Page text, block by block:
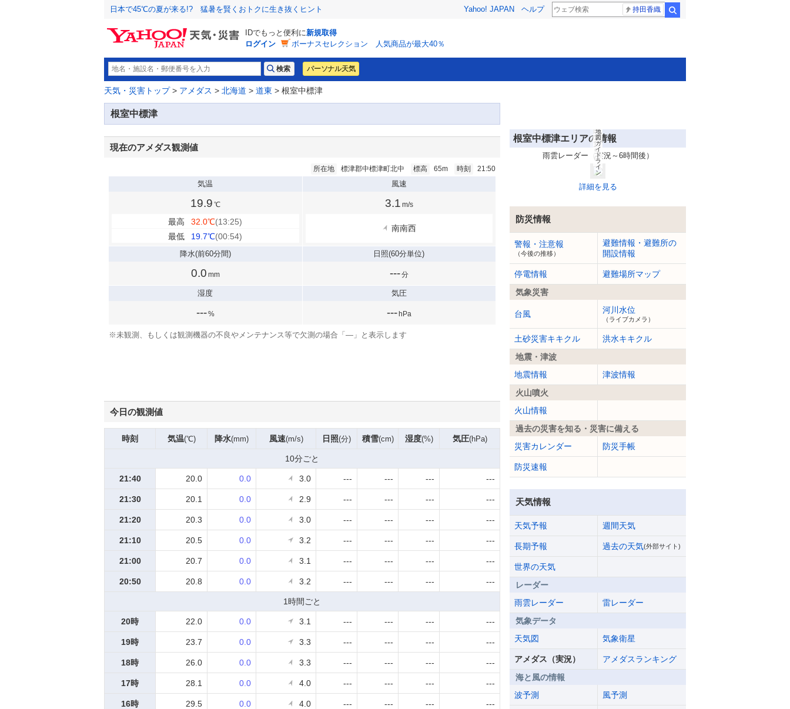
日本で45℃の夏が来る!? 猛暑を賢くおトクに生き抜くヒント Yahoo! JAPAN ヘルプ 持田香織
IDでもっと便利に新規取得
ログイン
ボーナスセレクション 人気商品が最大40％
パーソナル天気
天気・災害トップ> アメダス > 北海道 > 道東 > 根室中標津
根室中標津
現在のアメダス観測値
所在地 標津郡中標津町北中 標高 65m 時刻 21:50
気温
19.9 ℃
最高 32.0℃(13:25)
最低
19.7℃(00:54)
風速
3.1 m/s
南南西
降水(前60分間)
0.0 mm
日照(60分単位)
---分
湿度
---%
気圧
---hPa
※ 未観測、もしくは観測機器の不良やメンテナンス等で欠測の場合「—」と表示します
今日の観測値
時刻 気温(℃) 降水(mm) 風速(m/s) 日照(分) 積雪(cm) 湿度(%) 気圧(hPa)
10分ごと
21:40 20.0 0.0 3.0 --- --- --- ---
21:30 20.1 0.0 2.9 --- --- --- ---
21:20 20.3 0.0 3.0 --- --- --- ---
21:10 20.5 0.0 3.2 --- --- --- ---
21:00 20.7 0.0 3.1 --- --- --- ---
20:50 20.8 0.0 3.2 --- --- --- ---
1時間ごと
20時 22.0 0.0 3.1 --- --- --- ---
19時 23.7 0.0 3.3 --- --- --- ---
18時 26.0 0.0 3.3 --- --- --- ---
17時 28.1 0.0 4.0 --- --- --- ---
16時 29.5 0.0 4.0 --- --- --- ---
根室中標津エリアの情報
雨雲レーダー（実況～6時間後）
日
2
1:
5
0
(C
地
図
ガ
イ
ド
ラ
イ
ン
詳細を見る
防災情報
警報・注意報
（今後の推移）
避難情報・避難所の
開設情報
停電情報
避難場所マップ
気象災害
台風 河川水位
（ライブカメラ）
土砂災害キキクル
洪水キキクル
地震・津波
地震情報
津波情報
火山噴火
火山情報
過去の災害を知る・災害に備える
災害カレンダー
防災手帳
防災速報
天気情報
天気予報 週間天気
長期予報 過去の天気(外部サイト)
世界の天気
レーダー
雨雲レーダー
雷レーダー
気象データ
天気図
気象衛星
アメダス（実況）
アメダスランキング
海と風の情報
波予測
風予測